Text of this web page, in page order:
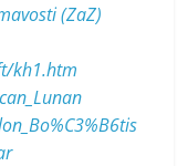
(ZaZ)
kh1.htm